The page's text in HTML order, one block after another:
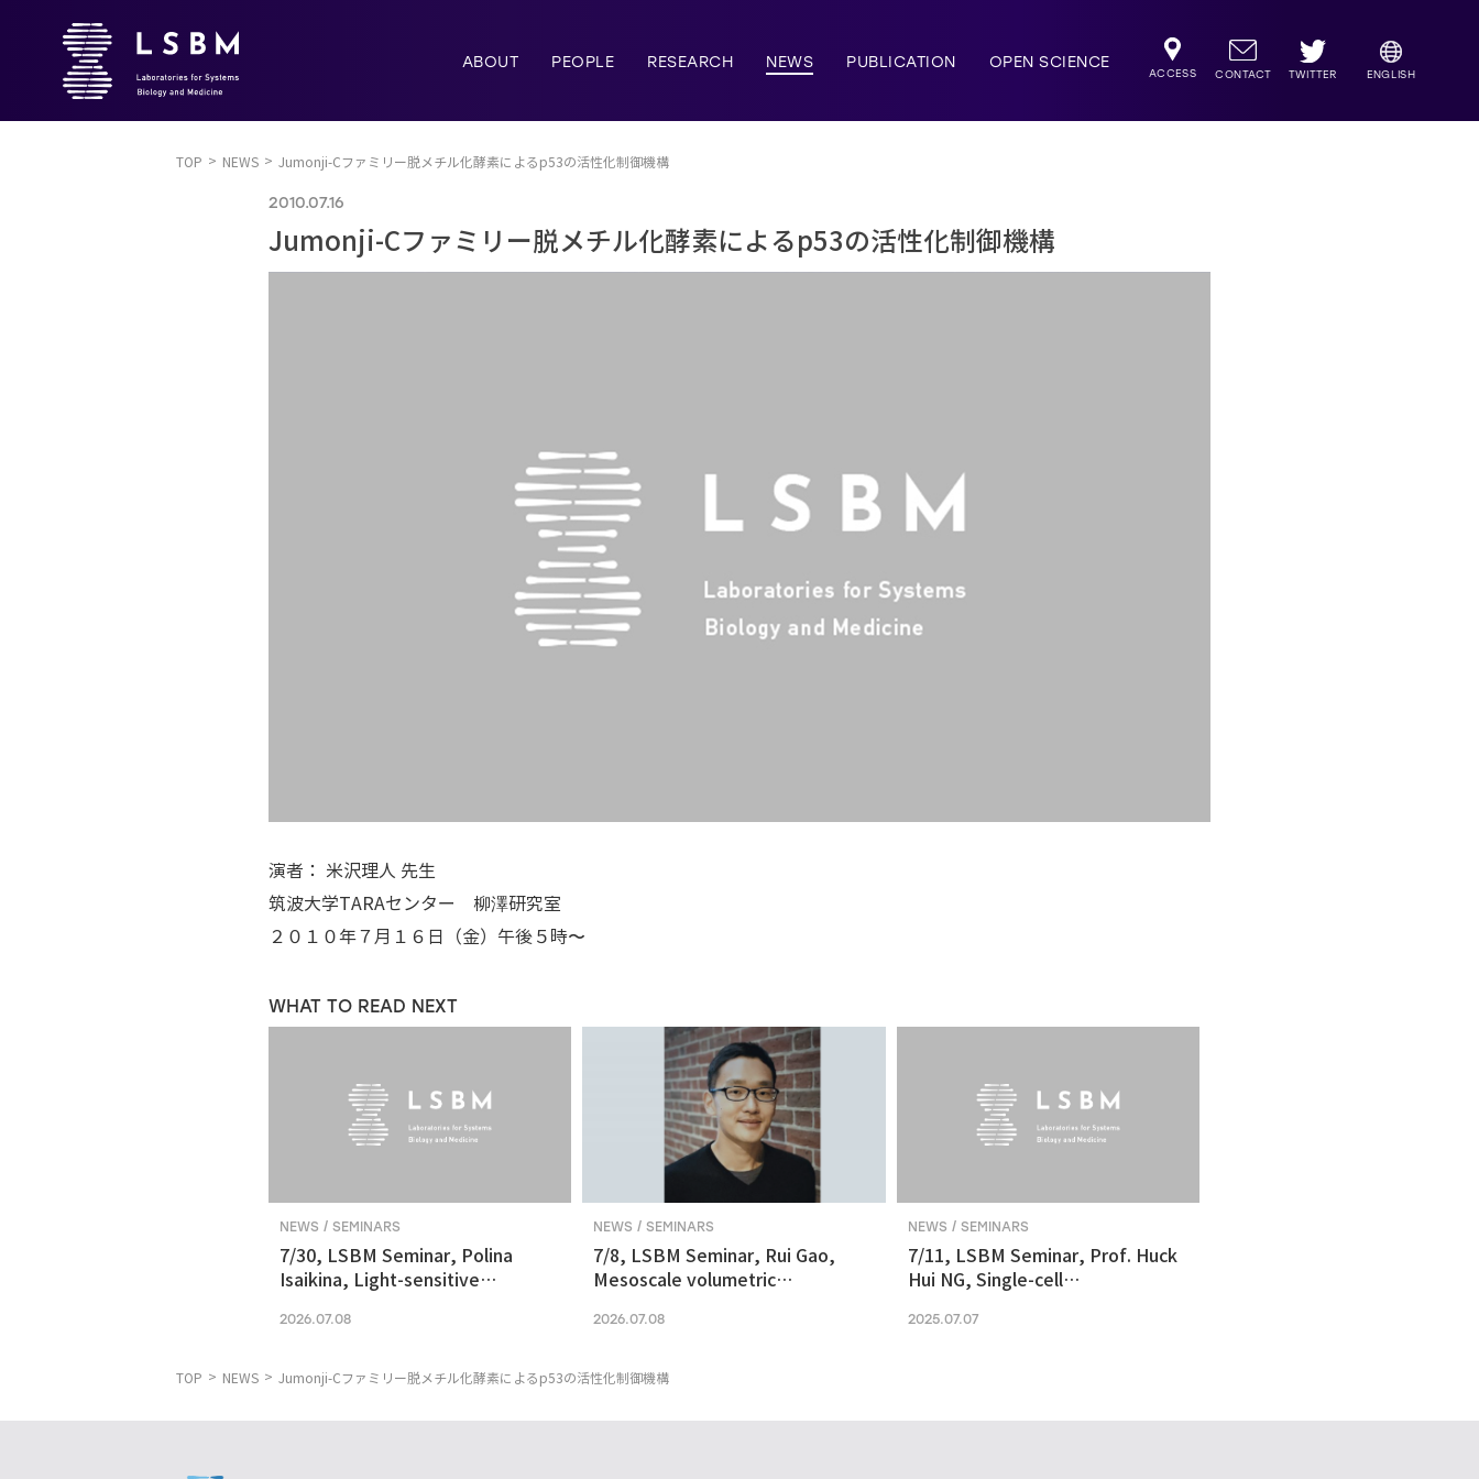
ABOUT PEOPLE RESEARCH NEWS PUBLICATION OPEN SCIENCE
ACCESS CONTACT TWITTER ENGLISH
TOP NEWS Jumonji-Cファミリー脱メチル化酵素によるp53の活性化制御機構
2010.07.16
Jumonji-Cファミリー脱メチル化酵素によるp53の活性化制御機構
演者： 米沢理人 先生
筑波大学TARAセンター 柳澤研究室
２０１０年７月１６日（金）午後５時〜
WHAT TO READ NEXT
NEWS / SEMINARS
7/30, LSBM Seminar, Polina
Isaikina, Light-sensitive
Optogenetics
2026.07.08
NEWS / SEMINARS
7/8, LSBM Seminar, Rui Gao,
Mesoscale volumetric
nanoscale resolution via
2026.07.08
NEWS / SEMINARS
7/11, LSBM Seminar, Prof. Huck
Hui NG, Single-cell
molecular vulnerability in human
2025.07.07
TOP NEWS Jumonji-Cファミリー脱メチル化酵素によるp53の活性化制御機構